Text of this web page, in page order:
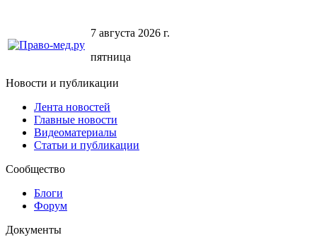
7 августа 2026 г.
пятница
Новости и публикации
Лента новостей
Главные новости
Видеоматериалы
Статьи и публикации
Сообщество
Блоги
Форум
Документы